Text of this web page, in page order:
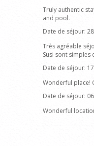
Truly authentic
and pool.
Date de séjour:
Très agréable
Susi sont simples
Date de séjour:
Wonderful place!
Date de séjour:
Wonderful